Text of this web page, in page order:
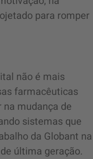
para romper
não é mais
farmacêuticas
mudança de
sistemas que
da Globant na
última geração.